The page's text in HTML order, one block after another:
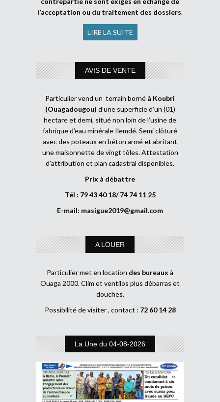
l’acceptation ou du traitement des dossiers.
LIRE LA SUITE
AVIS DE VENTE
Particulier vend un terrain borné à Koubri
(Ouagadougou) d’une superficie d’un (01)
hectare et demi, situé non loin de l’usine de
fabrique d’eau minérale Ilemdé. Semi clôturé
avec des poteaux en béton armé et abritant
une maisonnette de vingt tôles. Attestation
d’attribution et plan cadastral disponibles.
Prix à débattre
Tél : 79 43 40 18/ 74 74 11 25
E-mail: masigue2019@gmail.com
A LOUER
Particulier met en location des bureaux à
Ouaga 2000. Clim et ventilos plus débarras et
douches.
Possibilité de visiter , contact : 72 60 14 28
La Une du 04-08-2026